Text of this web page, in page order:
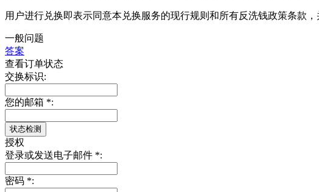
用户进行兑换即表示同意本兑换服务的现行规则和所有反洗钱政策条款，
一般问题
答案
查看订单状态
交换标识:
您的邮箱 *:
授权
登录或发送电子邮件 *:
密码 *: